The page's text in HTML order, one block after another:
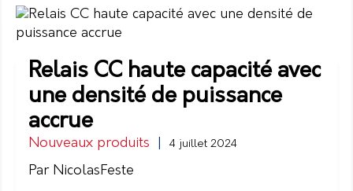
Relais CC haute capacité avec
une densité de puissance
accrue
Nouveaux produits 4 juillet 2024
Par NicolasFeste